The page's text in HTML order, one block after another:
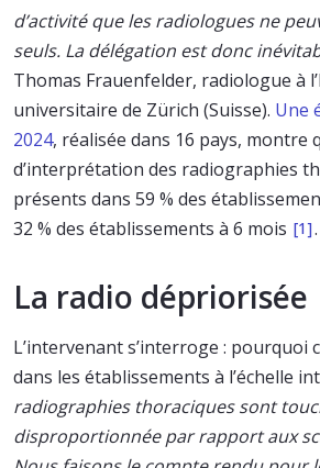
d’activité que les radiologues ne
seuls. La délégation est donc
Thomas Frauenfelder, radiologue à
universitaire de Zürich (Suisse). Une
2024, réalisée dans 16 pays, montre
d’interprétation des radiographies
présents dans 59 % des
32 % des établissements à 6 mois [1].
La radio dépriorisée
L’intervenant s’interroge :
dans les établissements à l’échelle
radiographies thoraciques sont
disproportionnée par rapport aux